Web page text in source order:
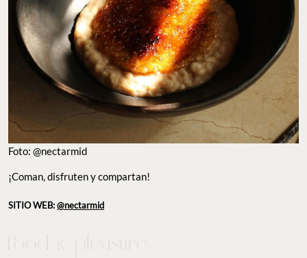
Foto: @nectarmid
¡Coman, disfruten y compartan!
SITIO WEB:@nectarmid